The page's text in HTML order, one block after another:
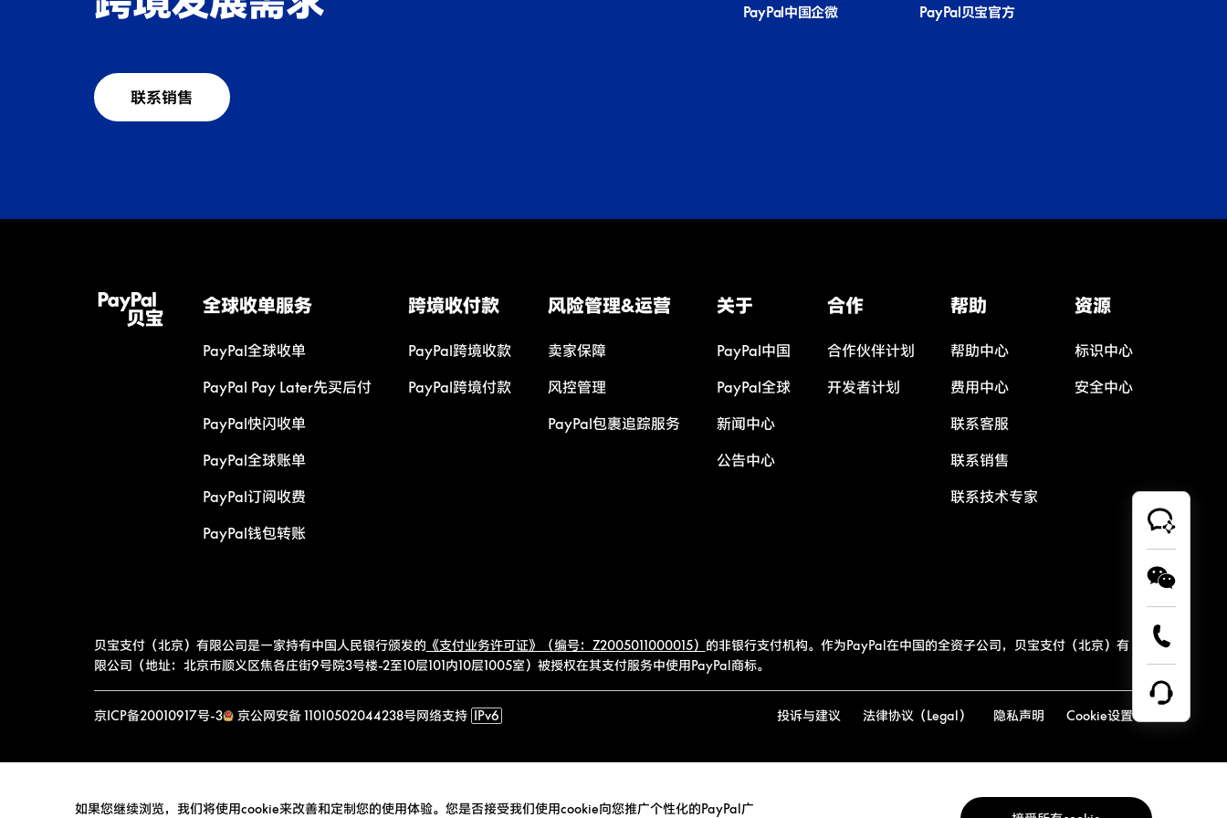
联系销售
PayPal中国企微 PayPal贝宝官方
全球收单服务
PayPal全球收单
PayPal Pay Later先买后付
PayPal快闪收单
PayPal全球账单
PayPal订阅收费
PayPal钱包转账
跨境收付款
PayPal跨境收款
PayPal跨境付款
风险管理&运营
卖家保障
风控管理
PayPal包裹追踪服务
关于
PayPal中国
PayPal全球
新闻中心
公告中心
合作
合作伙伴计划
开发者计划
帮助
帮助中心
费用中心
联系客服
联系销售
联系技术专家
资源
标识中心
安全中心
贝宝支付（北京）有限公司是一家持有中国人民银行颁发的 《支付业务许可证》（编号：Z2005011000015） 的非银行支付机构。作为PayPal在中国的全资子公司，贝宝支付（北京）有
限公司（地址：北京市顺义区焦各庄街9号院3号楼-2至10层101内10层1005室）被授权在其支付服务中使用PayPal商标。
京ICP备20010917号-3 京公网安备 11010502044238号网络支持 IPv6 投诉与建议 法律协议（Legal） 隐私声明 Cookie设置
如果您继续浏览，我们将使用cookie来改善和定制您的使用体验。您是否接受我们使用cookie向您推广个性化的PayPal广